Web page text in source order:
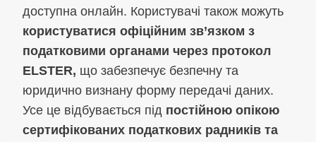
доступна онлайн. Користувачі також можуть
користуватися офіційним зв’язком з
податковими органами через протокол
ELSTER, що забезпечує безпечну та
юридично визнану форму передачі даних.
Усе це відбувається під постійною опікою
сертифікованих податкових радників та